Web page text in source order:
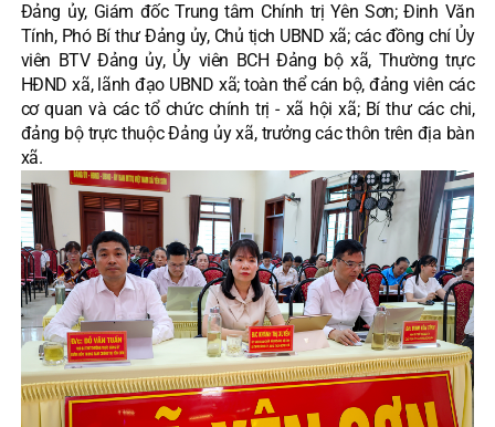
Đảng ủy, Giám đốc Trung tâm Chính trị Yên Sơn; Đinh Văn
Tính, Phó Bí thư Đảng ủy, Chủ tịch UBND xã; các đồng chí Ủy
viên BTV Đảng ủy, Ủy viên BCH Đảng bộ xã, Thường trực
HĐND xã, lãnh đạo UBND xã; toàn thể cán bộ, đảng viên các
cơ quan và các tổ chức chính trị - xã hội xã; Bí thư các chi,
đảng bộ trực thuộc Đảng ủy xã, trưởng các thôn trên địa bàn
xã.